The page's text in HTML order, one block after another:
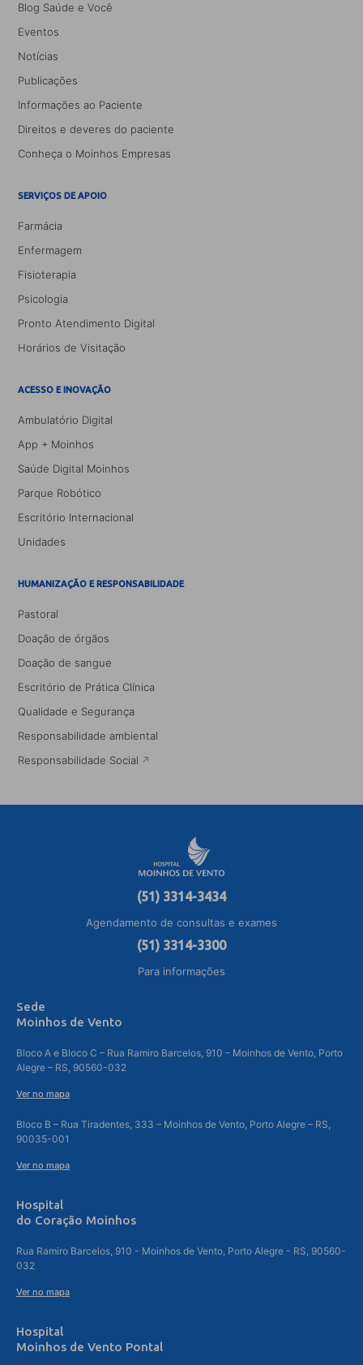
Blog Saúde e Você
Eventos
Notícias
Publicações
Informações ao Paciente
Direitos e deveres do paciente
Conheça o Moinhos Empresas
SERVIÇOS DE APOIO
Farmácia
Enfermagem
Fisioterapia
Psicologia
Pronto Atendimento Digital
Horários de Visitação
ACESSO E INOVAÇÃO
Ambulatório Digital
App + Moinhos
Saúde Digital Moinhos
Parque Robótico
Escritório Internacional
Unidades
HUMANIZAÇÃO E RESPONSABILIDADE
Pastoral
Doação de órgãos
Doação de sangue
Escritório de Prática Clínica
Qualidade e Segurança
Responsabilidade ambiental
Responsabilidade Social
(51) 3314-3434
Agendamento de consultas e exames
(51) 3314-3300
Para informações
Sede
Moinhos de Vento
Bloco A e Bloco C – Rua Ramiro Barcelos, 910 – Moinhos de Vento, Porto
Alegre – RS, 90560-032
Ver no mapa
Bloco B – Rua Tiradentes, 333 – Moinhos de Vento, Porto Alegre – RS,
90035-001
Ver no mapa
Hospital
do Coração Moinhos
Rua Ramiro Barcelos, 910 - Moinhos de Vento, Porto Alegre - RS, 90560-
032
Ver no mapa
Hospital
Moinhos de Vento Pontal